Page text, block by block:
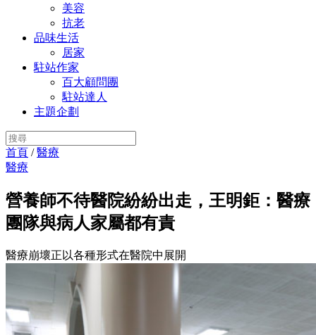
美容
抗老
品味生活
居家
駐站作家
百大顧問團
駐站達人
主題企劃
首頁 /醫療
醫療
營養師不待醫院紛紛出走，王明鉅：醫療
團隊與病人家屬都有責
醫療崩壞正以各種形式在醫院中展開